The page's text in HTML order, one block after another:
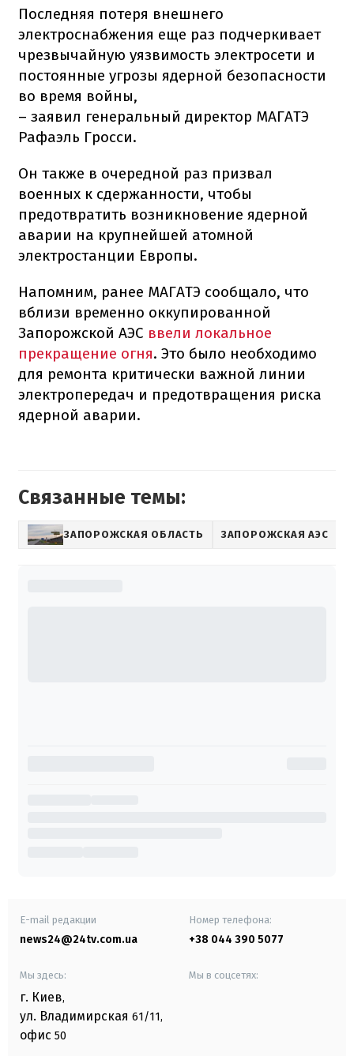
Последняя потеря внешнего
электроснабжения еще раз подчеркивает
чрезвычайную уязвимость электросети и
постоянные угрозы ядерной безопасности
во время войны,
– заявил генеральный директор МАГАТЭ
Рафаэль Гросси.
Он также в очередной раз призвал
военных к сдержанности, чтобы
предотвратить возникновение ядерной
аварии на крупнейшей атомной
электростанции Европы.
Напомним, ранее МАГАТЭ сообщало, что
вблизи временно оккупированной
Запорожской АЭС ввели локальное
прекращение огня. Это было необходимо
для ремонта критически важной линии
электропередач и предотвращения риска
ядерной аварии.
Связанные темы:
ЗАПОРОЖСКАЯ ОБЛАСТЬ ЗАПОРОЖСКАЯ АЭС
E-mail редакции
news24@24tv.com.ua
Номер телефона:
+38 044 390 5077
Мы здесь:
г. Киев,
ул. Владимирская 61/11,
офис 50
Мы в соцсетях: